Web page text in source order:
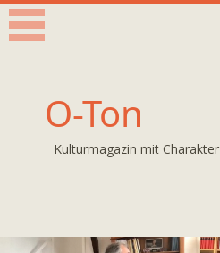
O-Ton
Kulturmagazin mit Charakter